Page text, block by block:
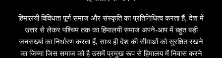
हिमालयी विविधता पूर्ण समाज और संस्कृति का प्रतिनिधित्व करता हैं, देश में
उत्तर से लेकर पश्चिम तक का हिमालयी समाज अपने-आप में बहुत बड़ी
जनसख्यां का निर्धारण करता हैं, साथ ही देश की सीमाओं को सुरक्षित रखने
का जिम्मा जिस समाज को है उसमें प्रमुख रूप से हिमालय में निवास करने